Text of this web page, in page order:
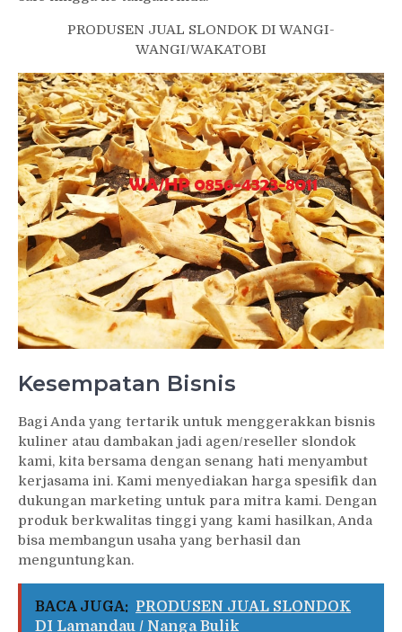
PRODUSEN JUAL SLONDOK DI WANGI-
WANGI/WAKATOBI
Kesempatan Bisnis
Bagi Anda yang tertarik untuk menggerakkan bisnis
kuliner atau dambakan jadi agen/reseller slondok
kami, kita bersama dengan senang hati menyambut
kerjasama ini. Kami menyediakan harga spesifik dan
dukungan marketing untuk para mitra kami. Dengan
produk berkwalitas tinggi yang kami hasilkan, Anda
bisa membangun usaha yang berhasil dan
menguntungkan.
BACA JUGA: PRODUSEN JUAL SLONDOK
DI Lamandau / Nanga Bulik